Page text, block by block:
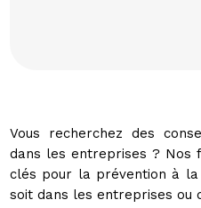
Vous recherchez des
dans les entreprises ? Nos
clés pour la prévention à
soit dans les entreprises ou